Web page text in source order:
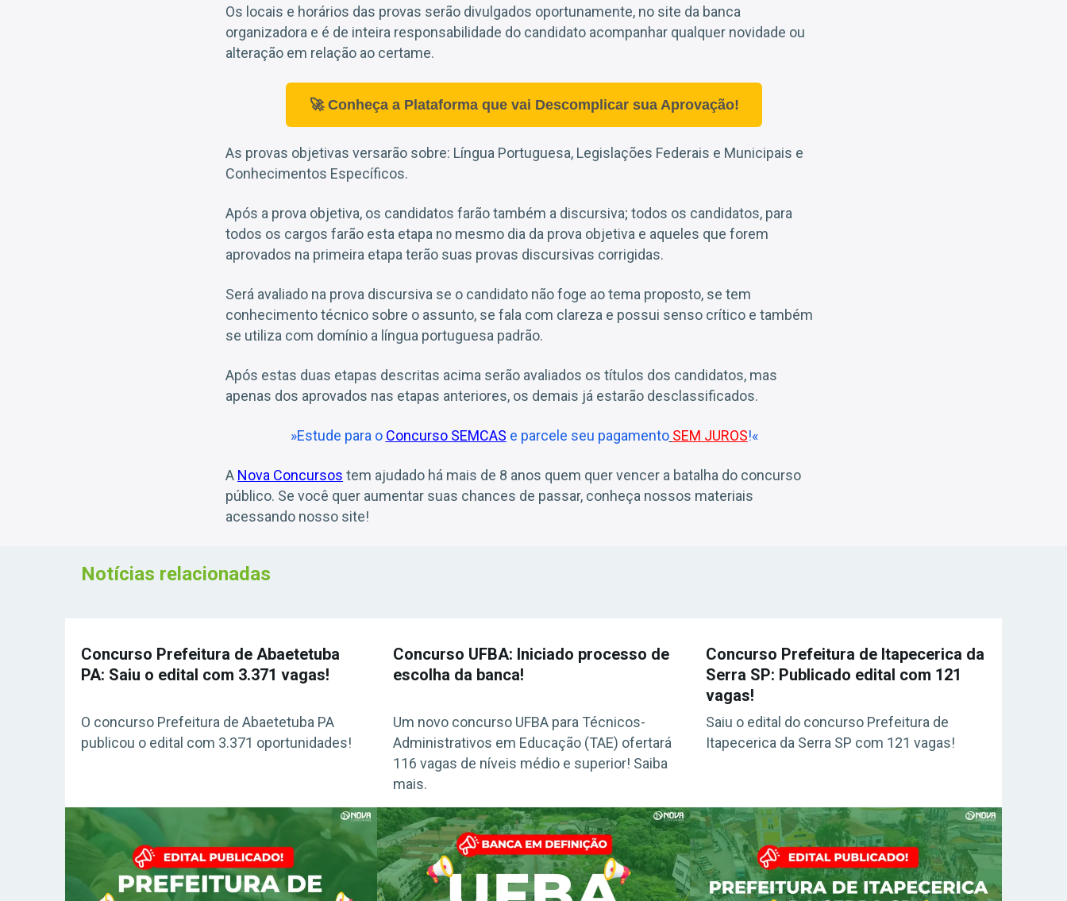
Os locais e horários das provas serão divulgados oportunamente, no site da banca
organizadora e é de inteira responsabilidade do candidato acompanhar qualquer novidade ou
alteração em relação ao certame.
🚀 Conheça a Plataforma que vai Descomplicar sua Aprovação!
As provas objetivas versarão sobre: Língua Portuguesa, Legislações Federais e Municipais e
Conhecimentos Específicos.
Após a prova objetiva, os candidatos farão também a discursiva; todos os candidatos, para
todos os cargos farão esta etapa no mesmo dia da prova objetiva e aqueles que forem
aprovados na primeira etapa terão suas provas discursivas corrigidas.
Será avaliado na prova discursiva se o candidato não foge ao tema proposto, se tem
conhecimento técnico sobre o assunto, se fala com clareza e possui senso crítico e também
se utiliza com domínio a língua portuguesa padrão.
Após estas duas etapas descritas acima serão avaliados os títulos dos candidatos, mas
apenas dos aprovados nas etapas anteriores, os demais já estarão desclassificados.
»Estude para o Concurso SEMCAS e parcele seu pagamento SEM JUROS!«
A Nova Concursos tem ajudado há mais de 8 anos quem quer vencer a batalha do concurso
público. Se você quer aumentar suas chances de passar, conheça nossos materiais
acessando nosso site!
Notícias relacionadas
Concurso Prefeitura de Abaetetuba
PA: Saiu o edital com 3.371 vagas!
O concurso Prefeitura de Abaetetuba PA
publicou o edital com 3.371 oportunidades!
Concurso UFBA: Iniciado processo de
escolha da banca!
Um novo concurso UFBA para Técnicos-
Administrativos em Educação (TAE) ofertará
116 vagas de níveis médio e superior! Saiba
mais.
Concurso Prefeitura de Itapecerica da
Serra SP: Publicado edital com 121
vagas!
Saiu o edital do concurso Prefeitura de
Itapecerica da Serra SP com 121 vagas!